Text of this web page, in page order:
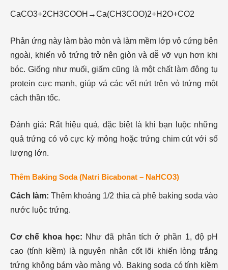
CaCO3​+2CH3​COOH→Ca(CH3​COO)2​+H2​O+CO2​
Phản ứng này làm bào mòn và làm mềm lớp vỏ cứng bên
ngoài, khiến vỏ trứng trở nên giòn và dễ vỡ vụn hơn khi
bóc. Giống như muối, giấm cũng là một chất làm đông tụ
protein cực mạnh, giúp vá các vết nứt trên vỏ trứng một
cách thần tốc.
Đánh giá: Rất hiệu quả, đặc biệt là khi bạn luộc những
quả trứng có vỏ cực kỳ mỏng hoặc trứng chim cút với số
lượng lớn.
Thêm Baking Soda (Natri Bicabonat – NaHCO3​)
Cách làm: Thêm khoảng 1/2 thìa cà phê baking soda vào
nước luộc trứng.
Cơ chế khoa học: Như đã phân tích ở phần 1, độ pH
cao (tính kiềm) là nguyên nhân cốt lõi khiến lòng trắng
trứng không bám vào màng vỏ. Baking soda có tính kiềm